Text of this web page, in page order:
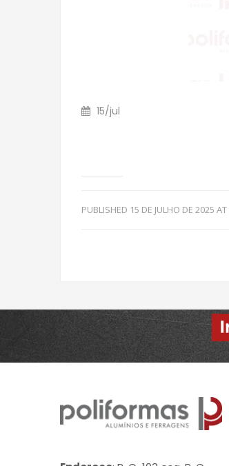
15/jul
PUBLISHED 15 DE JULHO DE 2025 AT